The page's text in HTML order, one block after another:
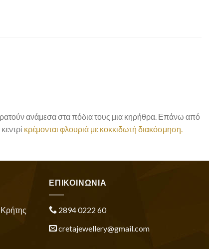
ανάμεσα στα πόδια τους μια κηρήθρα. Επάνω από
κρέμονται φλουριά με κοκκιδωτή διακόσμηση.
ΕΠΙΚΟΙΝΩΝΙΑ
2894 0222 60
cretajewellery@gmail.com